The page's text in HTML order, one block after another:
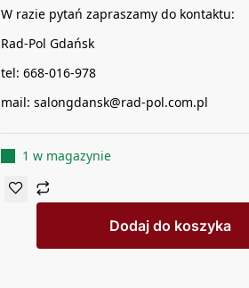
W razie pytań zapraszamy do kontaktu:
Rad-Pol Gdańsk
tel: 668-016-978
mail: salongdansk@rad-pol.com.pl
1 w magazynie
Dodaj do koszyka